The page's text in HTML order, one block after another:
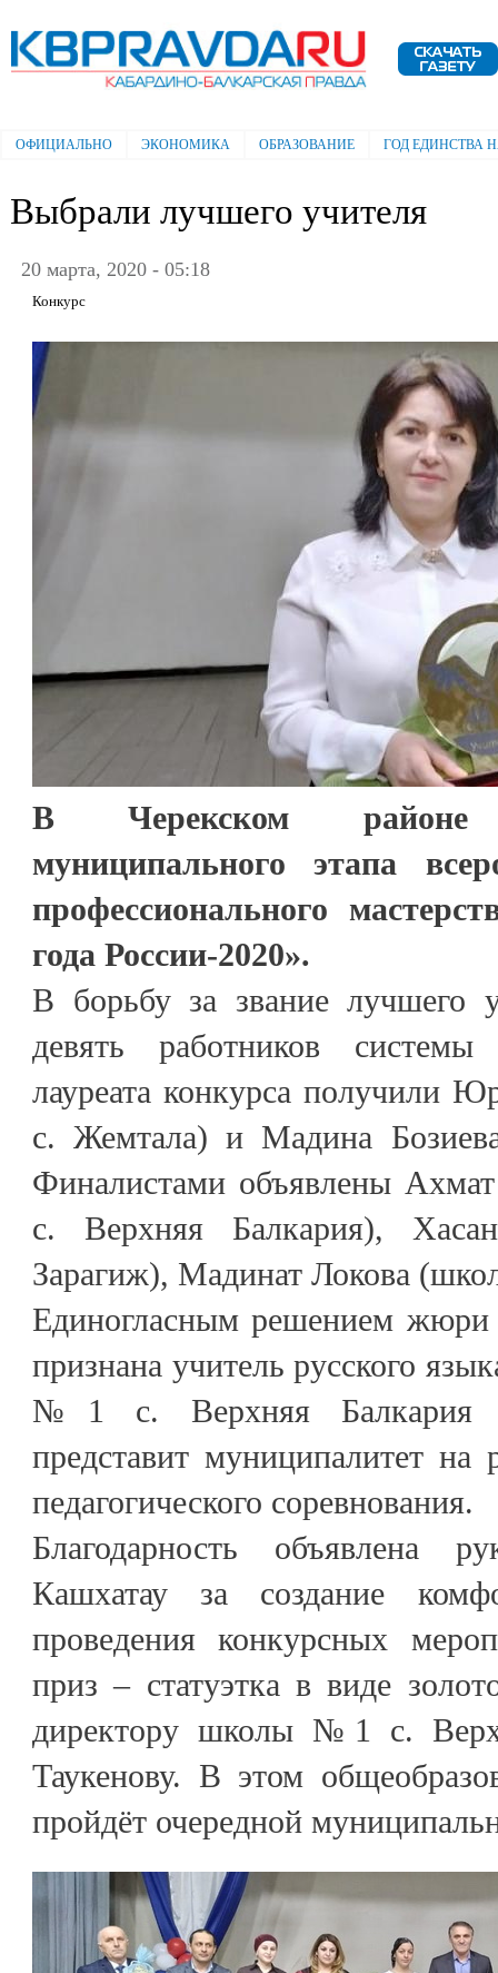
Электронная газета "Кабардино-
Балкарская правда"
Главное меню
ОФИЦИАЛЬНО ЭКОНОМИКА ОБРАЗОВАНИЕ ГОД ЕДИНСТВА
Выбрали лучшего учителя
20 марта, 2020 - 05:18
Конкурс
В Черекском районе
муниципального этапа
профессионального
года России-2020».
В борьбу за звание лучшего
девять работников системы
лауреата конкурса получили
с. Жемтала) и Мадина
Финалистами объявлены
с. Верхняя Балкария),
Зарагиж), Мадинат Локова
Единогласным решением жюри
признана учитель русского
№1 с. Верхняя Балкария
представит муниципалитет на
педагогического соревнования.
Благодарность объявлена
Кашхатау за создание
проведения конкурсных
приз – статуэтка в виде
директору школы №1 с.
Таукенову. В этом
пройдёт очередной